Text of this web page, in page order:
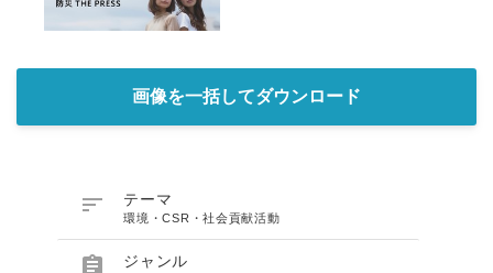
画像を一括してダウンロード
 テーマ
環境・CSR・社会貢献活動
 ジャンル